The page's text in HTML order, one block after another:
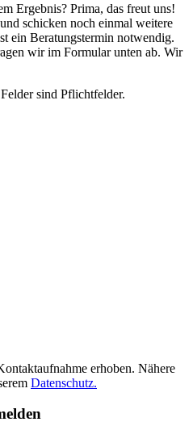
Ergebnis? Prima, das freut uns!
schicken noch einmal weitere
ein Beratungstermin notwendig.
wir im Formular unten ab. Wir
sind Pflichtfelder.
erhoben. Nähere
Datenschutz.